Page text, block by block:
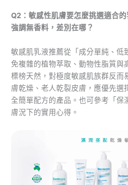
Q2：敏感性肌膚要怎麼挑選適合
強調無香料，差別在哪？
敏感肌乳液推薦從「成分單純、低
免複雜的植物萃取、動物性脂質與
標榜天然，對極度敏感肌族群反而
膚乾燥、老人乾裂皮膚，應優先選
全簡單配方的產品。也可參考「保
膚況下的實用心得。